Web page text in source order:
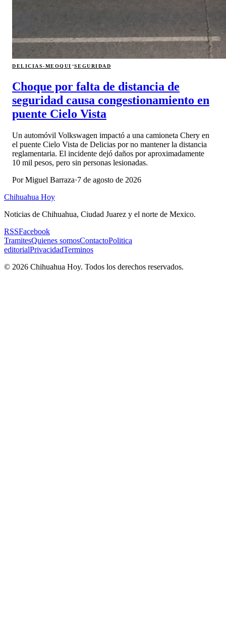
DELICIAS-MEOQUI ·SEGURIDAD
Choque por falta de distancia de
seguridad causa congestionamiento en
puente Cielo Vista
Un automóvil Volkswagen impactó a una camioneta Chery en
el puente Cielo Vista de Delicias por no mantener la distancia
reglamentaria. El incidente dejó daños por aproximadamente
10 mil pesos, pero sin personas lesionadas.
PorMiguel Barraza·7 de agosto de 2026
Chihuahua Hoy
Noticias de Chihuahua, Ciudad Juarez y el norte de Mexico.
RSSFacebook
TramitesQuienes somosContactoPolitica
editorialPrivacidadTerminos
© 2026 Chihuahua Hoy. Todos los derechos reservados.